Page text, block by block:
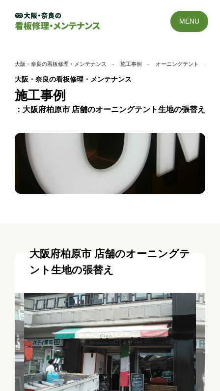
MENU
大阪・奈良の看板修理・メンテナンス - 施工事例 - オーニングテント -
大阪・奈良の看板修理・メンテナンス
施工事例
大阪府柏原市 店舗のオーニングテント生地の張替え
大阪府柏原市 店舗のオーニングテ
ント生地の張替え